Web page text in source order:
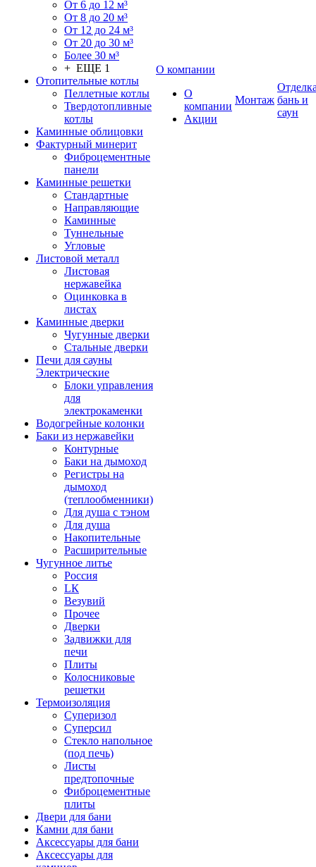
От 6 до 12 м³
От 8 до 20 м³
От 12 до 24 м³
От 20 до 30 м³
Более 30 м³
+ ЕЩЕ 1
Отопительные котлы
Пеллетные котлы
Твердотопливные
котлы
Каминные облицовки
Фактурный минерит
Фиброцементные
панели
Каминные решетки
Стандартные
Направляющие
Каминные
Туннельные
Угловые
Листовой металл
Листовая
нержавейка
Оцинковка в
листах
Каминные дверки
Чугунные дверки
Стальные дверки
Печи для сауны
Электрические
Блоки управления
для
электрокаменки
Водогрейные колонки
Баки из нержавейки
Контурные
Баки на дымоход
Регистры на
дымоход
(теплообменники)
Для душа с тэном
Для душа
Накопительные
Расширительные
Чугунное литье
Россия
LК
Везувий
Прочее
Дверки
Задвижки для
печи
Плиты
Колосниковые
решетки
Термоизоляция
Суперизол
Суперсил
Стекло напольное
(под печь)
Листы
предтопочные
Фиброцементные
плиты
Двери для бани
Камни для бани
Аксессуары для бани
Аксессуары для
О компании
О
компании
Акции
Монтаж бань и
саун